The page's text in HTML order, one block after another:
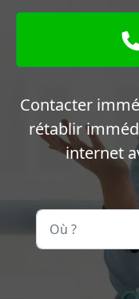
Contacter
rétablir
internet